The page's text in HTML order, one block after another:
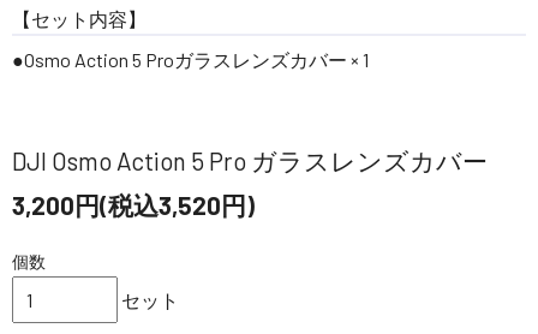
【セット内容】
Osmo Action 5 Proガラスレンズカバー × 1
DJI Osmo Action 5 Pro ガラスレンズカバー
3,200円(税込3,520円)
個数
セット